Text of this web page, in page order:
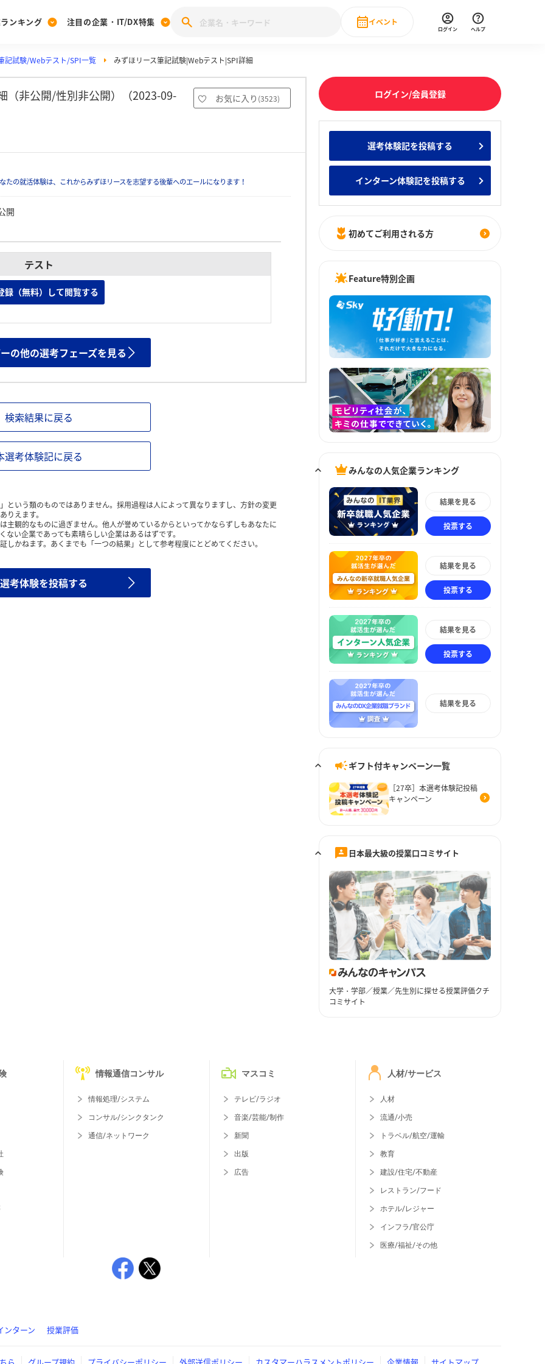
[27卒] 本選考体験記投稿キャンペーン
ンキング
みんなのDX企業就職ブランド調査
みんなの新卒就職人気企業ランキング みんなのインターン人気企業ランキ
注目の企業・IT/DX特集
注目の企業特集
28卒 IT・DX現場社員インタビュー
業研究
イベント
直近のイベント一覧
ログイン ヘルプ
記試験/Webテスト/SPI一覧 みずほリース筆記試験|Webテスト|SPI詳細
（非公開/性別非公開）（2023-09- お気に入り (3523)
の就活体験は、これからみずほリースを志望する後輩へのエールになります！
開
テスト
録（無料）して閲覧する
の他の選考フェーズを見る
検索結果に戻る
選考体験記に戻る
という類のものではありません。採用過程は人によって異なりますし、方針の変更
りえます。
主観的なものに過ぎません。他人が誉めているからといってかならずしもあなたに
い企業であっても素晴らしい企業はあるはずです。
かねます。あくまでも「一つの結果」として参考程度にとどめてください。
考体験を投稿する
ログイン/会員登録
選考体験記を投稿する
インターン体験記を投稿する
初めてご利用される方
Feature特別企画
みんなの人気企業ランキング
結果を見る
投票する
結果を見る
投票する
結果を見る
投票する
結果を見る
ギフト付キャンペーン一覧
［27卒］本選考体験記投稿
キャンペーン
日本最大級の授業口コミサイト
大学・学部／授業／先生別に探せる授業評価クチ
コミサイト
情報通信コンサル
情報処理/システム
コンサル/シンクタンク
通信/ネットワーク
マスコミ
テレビ/ラジオ
音楽/芸能/制作
新聞
出版
広告
人材/サービス
人材
流通/小売
トラベル/航空/運輸
教育
建設/住宅/不動産
レストラン/フード
ホテル/レジャー
インフラ/官公庁
医療/福祉/その他
ンターン 授業評価